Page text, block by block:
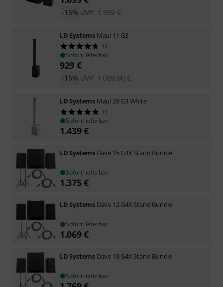
UVP: 1.999 €
-15%
LD Systems Maui 11 G3
13
Sofort lieferbar
929 €
UVP: 1.089,90 €
-15%
LD Systems Maui 28 G3 White
11
Sofort lieferbar
1.439€
LD Systems Dave 15 G4X Stand Bundle
Sofort lieferbar
1.375€
LD Systems Dave 12 G4X Stand Bundle
Sofort lieferbar
1.069€
LD Systems Dave 18 G4X Stand Bundle
Sofort lieferbar